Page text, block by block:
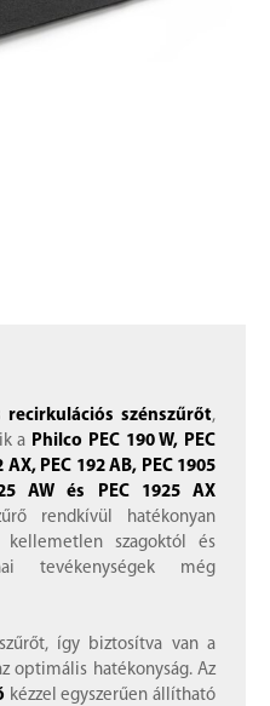
recirkulációs szénszűrőt,
a Philco PEC 190 W, PEC
AX, PEC 192 AB, PEC 1905
AW és PEC 1925 AX
rendkívül hatékonyan
szagoktól és
tevékenységek még
így biztosítva van a
optimális hatékonyság. Az
kézzel egyszerűen állítható